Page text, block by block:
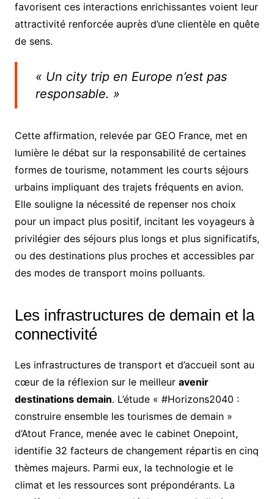
favorisent ces interactions enrichissantes voient leur
attractivité renforcée auprès d’une clientèle en quête
de sens.
« Un city trip en Europe n’est pas
responsable. »
Cette affirmation, relevée par GEO France, met en
lumière le débat sur la responsabilité de certaines
formes de tourisme, notamment les courts séjours
urbains impliquant des trajets fréquents en avion.
Elle souligne la nécessité de repenser nos choix
pour un impact plus positif, incitant les voyageurs à
privilégier des séjours plus longs et plus significatifs,
ou des destinations plus proches et accessibles par
des modes de transport moins polluants.
Les infrastructures de demain et la
connectivité
Les infrastructures de transport et d’accueil sont au
cœur de la réflexion sur le meilleur avenir
destinations demain. L’étude « #Horizons2040 :
construire ensemble les tourismes de demain »
d’Atout France, menée avec le cabinet Onepoint,
identifie 32 facteurs de changement répartis en cinq
thèmes majeurs. Parmi eux, la technologie et le
climat et les ressources sont prépondérants. La